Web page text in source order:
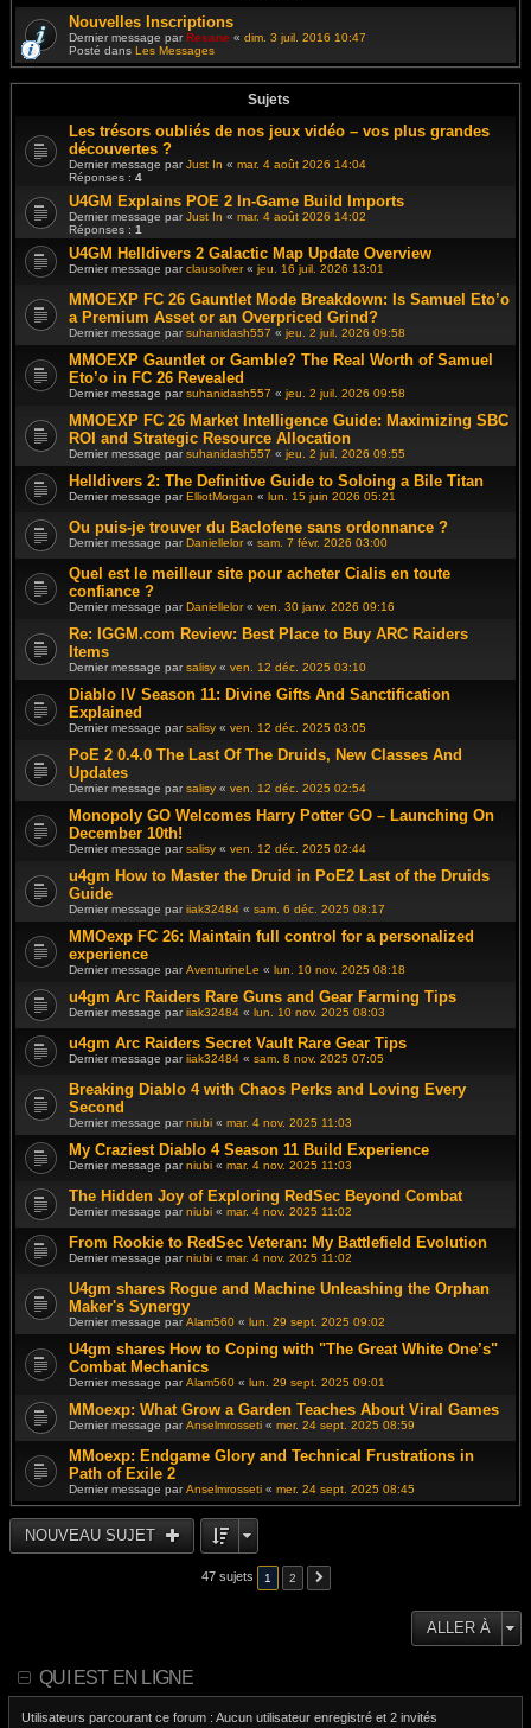
Nouvelles Inscriptions
Dernier message parResane « dim. 3 juil. 2016 10:47
Posté dans Les Messages
Sujets
Les trésors oubliés de nos jeux vidéo – vos plus grandes
découvertes ?
Dernier message parJust In « mar. 4 août 2026 14:04
Réponses : 4
U4GM Explains POE 2 In-Game Build Imports
Dernier message parJust In « mar. 4 août 2026 14:02
Réponses : 1
U4GM Helldivers 2 Galactic Map Update Overview
Dernier message parclausoliver« jeu. 16 juil. 2026 13:01
MMOEXP FC 26 Gauntlet Mode Breakdown: Is Samuel Eto’o
a Premium Asset or an Overpriced Grind?
Dernier message par suhanidash557 « jeu. 2 juil. 2026 09:58
MMOEXP Gauntlet or Gamble? The Real Worth of Samuel
Eto’o in FC 26 Revealed
Dernier message parsuhanidash557 « jeu. 2 juil. 2026 09:58
MMOEXP FC 26 Market Intelligence Guide: Maximizing SBC
ROI and Strategic Resource Allocation
Dernier message par suhanidash557 « jeu. 2 juil. 2026 09:55
Helldivers 2: The Definitive Guide to Soloing a Bile Titan
Dernier message parElliotMorgan « lun. 15 juin 2026 05:21
Ou puis-je trouver du Baclofene sans ordonnance ?
Dernier message parDaniellelor« sam. 7 févr. 2026 03:00
Quel est le meilleur site pour acheter Cialis en toute
confiance ?
Dernier message parDaniellelor« ven. 30 janv. 2026 09:16
Re: IGGM.com Review: Best Place to Buy ARC Raiders
Items
Dernier message par salisy « ven. 12 déc. 2025 03:10
Diablo IV Season 11: Divine Gifts And Sanctification
Explained
Dernier message parsalisy « ven. 12 déc. 2025 03:05
PoE 2 0.4.0 The Last Of The Druids, New Classes And
Updates
Dernier message par salisy « ven. 12 déc. 2025 02:54
Monopoly GO Welcomes Harry Potter GO – Launching On
December 10th!
Dernier message parsalisy « ven. 12 déc. 2025 02:44
u4gm How to Master the Druid in PoE2 Last of the Druids
Guide
Dernier message par iiak32484 « sam. 6 déc. 2025 08:17
MMOexp FC 26: Maintain full control for a personalized
experience
Dernier message parAventurineLe « lun. 10 nov. 2025 08:18
u4gm Arc Raiders Rare Guns and Gear Farming Tips
Dernier message pariiak32484 « lun. 10 nov. 2025 08:03
u4gm Arc Raiders Secret Vault Rare Gear Tips
Dernier message pariiak32484 « sam. 8 nov. 2025 07:05
Breaking Diablo 4 with Chaos Perks and Loving Every
Second
Dernier message par niubi « mar. 4 nov. 2025 11:03
My Craziest Diablo 4 Season 11 Build Experience
Dernier message parniubi « mar. 4 nov. 2025 11:03
The Hidden Joy of Exploring RedSec Beyond Combat
Dernier message parniubi « mar. 4 nov. 2025 11:02
From Rookie to RedSec Veteran: My Battlefield Evolution
Dernier message parniubi « mar. 4 nov. 2025 11:02
U4gm shares Rogue and Machine Unleashing the Orphan
Maker's Synergy
Dernier message par Alam560 « lun. 29 sept. 2025 09:02
U4gm shares How to Coping with "The Great White One’s"
Combat Mechanics
Dernier message parAlam560 « lun. 29 sept. 2025 09:01
MMoexp: What Grow a Garden Teaches About Viral Games
Dernier message parAnselmrosseti « mer. 24 sept. 2025 08:59
MMoexp: Endgame Glory and Technical Frustrations in
Path of Exile 2
Dernier message parAnselmrosseti « mer. 24 sept. 2025 08:45
NOUVEAU SUJET
47 sujets 1 2
ALLER À
QUI EST EN LIGNE
Utilisateurs parcourant ce forum : Aucun utilisateur enregistré et 2 invités